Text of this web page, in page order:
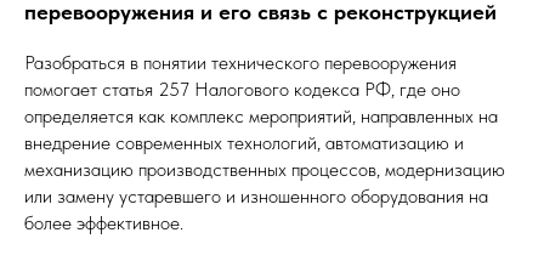
перевооружения и его связь с реконструкцией
Разобраться в понятии технического перевооружения
помогает статья 257 Налогового кодекса РФ, где оно
определяется как комплекс мероприятий, направленных на
внедрение современных технологий, автоматизацию и
механизацию производственных процессов, модернизацию
или замену устаревшего и изношенного оборудования на
более эффективное.